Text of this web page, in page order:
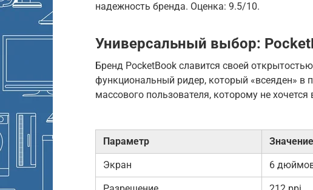
надежность бренда. Оценка: 9.5/10.
Универсальный выбор:
Бренд PocketBook славится своей
функциональный ридер, который «всеяден» в
массового пользователя, которому не
Параметр Значение
Экран 6